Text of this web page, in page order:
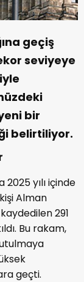
geçiş
seviyeye
bir
belirtiliyor.
yılı içinde
Alman
291
Bu rakam,
geçti.